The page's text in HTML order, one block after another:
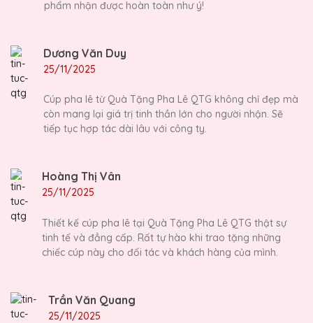
phẩm nhận được hoàn toàn như ý!
Dương Văn Duy
25/11/2025
Cúp pha lê từ Quà Tặng Pha Lê QTG không chỉ đẹp mà
còn mang lại giá trị tinh thần lớn cho người nhận. Sẽ
tiếp tục hợp tác dài lâu với công ty.
Hoàng Thị Vân
25/11/2025
Thiết kế cúp pha lê tại Quà Tặng Pha Lê QTG thật sự
tinh tế và đẳng cấp. Rất tự hào khi trao tặng những
chiếc cúp này cho đối tác và khách hàng của mình.
Trần Văn Quang
25/11/2025